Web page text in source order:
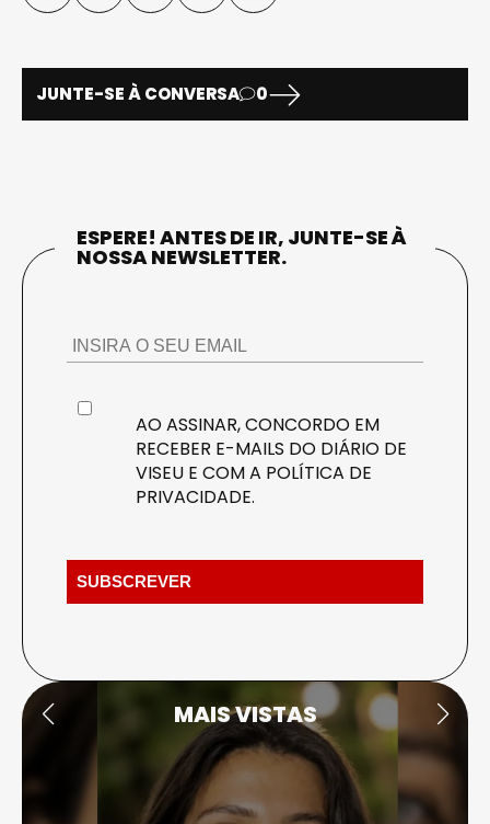
JUNTE-SE À CONVERSA 0
ESPERE! ANTES DE IR, JUNTE-SE À
NOSSA NEWSLETTER.
AO ASSINAR, CONCORDO EM
RECEBER E-MAILS DO DIÁRIO DE
VISEU E COM A POLÍTICA DE
PRIVACIDADE.
MAIS VISTAS